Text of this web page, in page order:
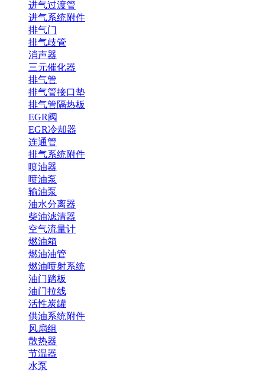
进气过渡管
进气系统附件
排气门
排气歧管
消声器
三元催化器
排气管
排气管接口垫
排气管隔热板
EGR阀
EGR冷却器
连通管
排气系统附件
喷油器
喷油泵
输油泵
油水分离器
柴油滤清器
空气流量计
燃油箱
燃油油管
燃油喷射系统
油门踏板
油门拉线
活性炭罐
供油系统附件
风扇组
散热器
节温器
水泵